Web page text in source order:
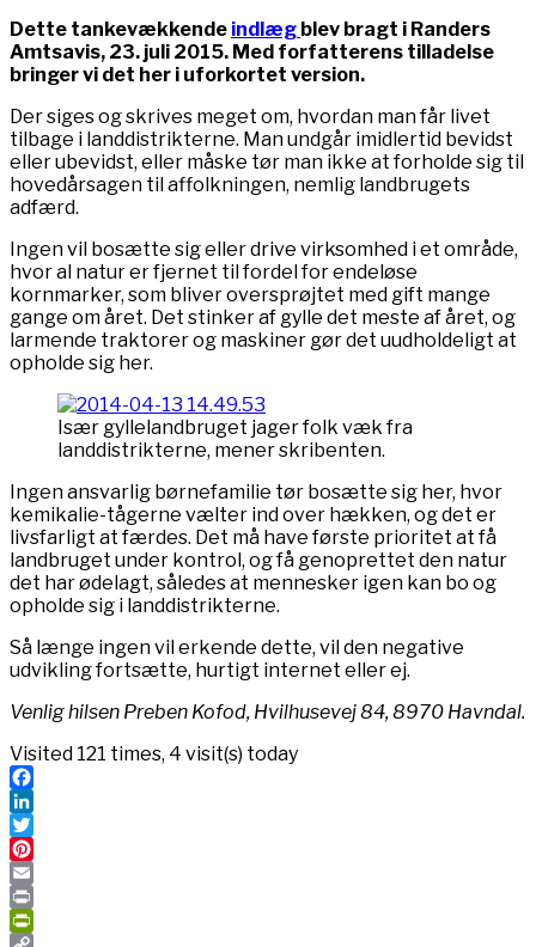
Dette tankevækkende indlæg blev bragt i Randers
Amtsavis, 23. juli 2015. Med forfatterens tilladelse
bringer vi det her i uforkortet version.
Der siges og skrives meget om, hvordan man får livet
tilbage i landdistrikterne. Man undgår imidlertid bevidst
eller ubevidst, eller måske tør man ikke at forholde sig til
hovedårsagen til affolkningen, nemlig landbrugets
adfærd.
Ingen vil bosætte sig eller drive virksomhed i et område,
hvor al natur er fjernet til fordel for endeløse
kornmarker, som bliver oversprøjtet med gift mange
gange om året. Det stinker af gylle det meste af året, og
larmende traktorer og maskiner gør det uudholdeligt at
opholde sig her.
Især gyllelandbruget jager folk væk fra
landdistrikterne, mener skribenten.
Ingen ansvarlig børnefamilie tør bosætte sig her, hvor
kemikalie-tågerne vælter ind over hækken, og det er
livsfarligt at færdes. Det må have første prioritet at få
landbruget under kontrol, og få genoprettet den natur
det har ødelagt, således at mennesker igen kan bo og
opholde sig i landdistrikterne.
Så længe ingen vil erkende dette, vil den negative
udvikling fortsætte, hurtigt internet eller ej.
Venlig hilsen Preben Kofod, Hvilhusevej 84, 8970 Havndal.
Visited 121 times, 4 visit(s) today
Facebook
LinkedIn
Twitter
Pinterest
Email
Print